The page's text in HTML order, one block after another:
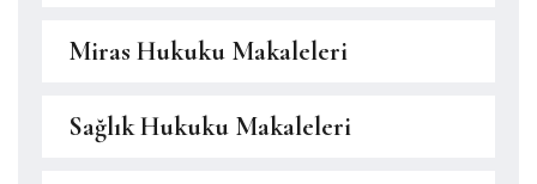
Miras Hukuku Makaleleri
Sağlık Hukuku Makaleleri